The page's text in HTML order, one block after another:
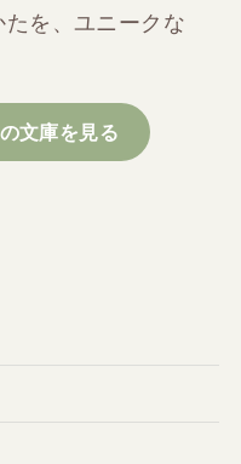
を、ユニークな
文庫を見る